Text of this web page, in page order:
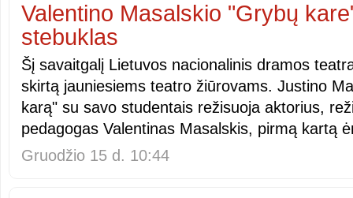
Valentino Masalskio "Grybų
stebuklas
Šį savaitgalį Lietuvos nacionalinis dramos
skirtą jauniesiems teatro žiūrovams. Justino
karą" su savo studentais režisuoja aktorius,
pedagogas Valentinas Masalskis, pirmą kartą
Gruodžio 15 d. 10:44